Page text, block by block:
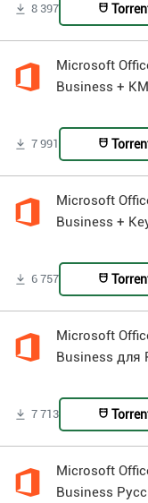
8 397
Microsoft
Business +
7 991
Microsoft
Business +
6 757
Microsoft
Business для
7 713
Microsoft
Business